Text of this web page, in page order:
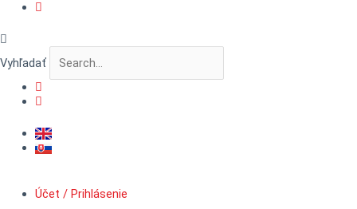
Preskočiť
obsah
Vyhľadať
Účet / Prihlásenie
množstvo
MicroDetail™
šesťhran
podložkou,
priemer